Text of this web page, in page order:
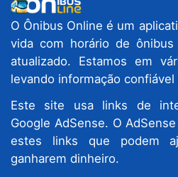
O Ônibus Online é um
vida com horário de
atualizado. Estamos em
levando informação confiável
Este site usa links de
Google AdSense. O
estes links que podem
ganharem dinheiro.